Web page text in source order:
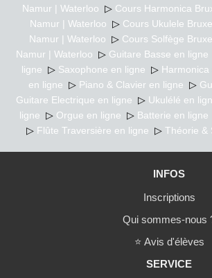
Namur | Waterloo ▷ Cours Harmonica
Namur | Waterloo ▷ Cours Ukulele
Namur | Waterloo ▷ Cours Solfège
Namur | Waterloo ▷ Guitare Basse en ligne
ligne ▷ Saxophone en ligne ▷ Harmonica
en ligne ▷ Piano & Clavier en ligne ▷
Guitare Electrique en ligne ▷ Ukulélé en
ligne ▷ Orgue en ligne ▷ Batterie en ligne
▷ Flûte Traversière en ligne ▷ Théorie &
INFOS
Inscriptions
Qui sommes-nous
⭐ Avis d'élèves
SERVICE